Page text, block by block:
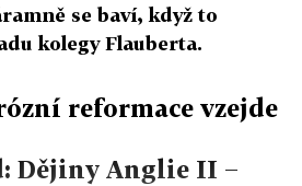
se baví, když to
kolegy Flauberta.
reformace vzejde
Dějiny Anglie II −